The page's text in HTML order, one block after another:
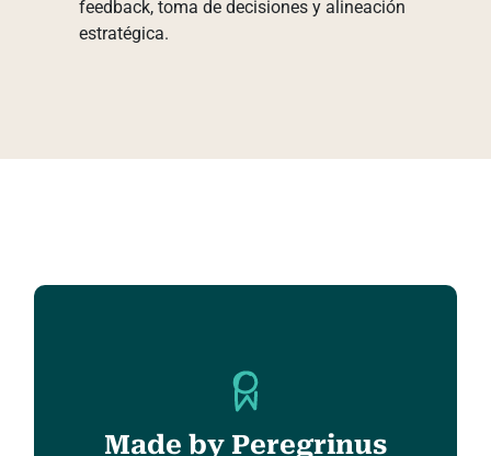
feedback, toma de decisiones y alineación
estratégica.
Made by Peregrinus